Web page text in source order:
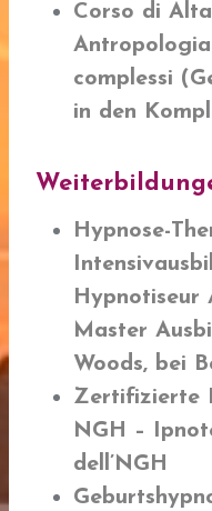
Corso di
complessi
in den
Hypnose-
Hypnotiseur
Master
Woods, bei
Zertifizierte
NGH –
dell’NGH